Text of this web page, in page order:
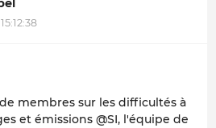
membres sur les difficultés à
et émissions @SI, l'équipe de